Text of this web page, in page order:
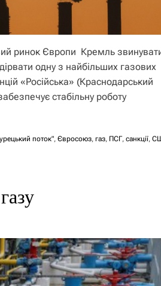
ринок Європи Кремль
одну з найбільших газових
«Російська» (Краснодарський
стабільну роботу
поток",Євросоюз,газ, ПСГ,санкції,